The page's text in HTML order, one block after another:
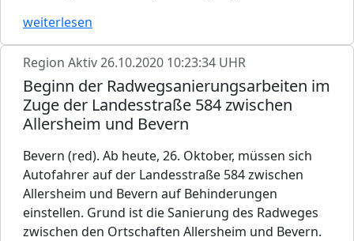
weiterlesen
Region Aktiv26.10.2020 10:23:34 UHR
Beginn der Radwegsanierungsarbeiten im
Zuge der Landesstraße 584 zwischen
Allersheim und Bevern
Bevern (red). Ab heute, 26. Oktober, müssen sich
Autofahrer auf der Landesstraße 584 zwischen
Allersheim und Bevern auf Behinderungen
einstellen. Grund ist die Sanierung des Radweges
zwischen den Ortschaften Allersheim und Bevern.